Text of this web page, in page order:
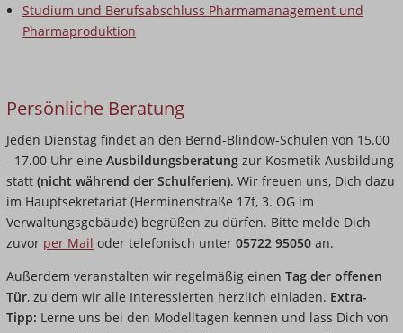
Studium und Berufsabschluss Pharmamanagement und
Pharmaproduktion
Persönliche Beratung
Jeden Dienstag findet an den Bernd-Blindow-Schulen von 15.00
- 17.00 Uhr eine Ausbildungsberatung zur Kosmetik-Ausbildung
statt (nicht während der Schulferien). Wir freuen uns, Dich dazu
im Hauptsekretariat (Herminenstraße 17f, 3. OG im
Verwaltungsgebäude) begrüßen zu dürfen. Bitte melde Dich
zuvor per Mail oder telefonisch unter 05722 95050 an.
Außerdem veranstalten wir regelmäßig einen Tag der offenen
Tür, zu dem wir alle Interessierten herzlich einladen. Extra-
Tipp: Lerne uns bei den Modelltagen kennen und lass Dich von